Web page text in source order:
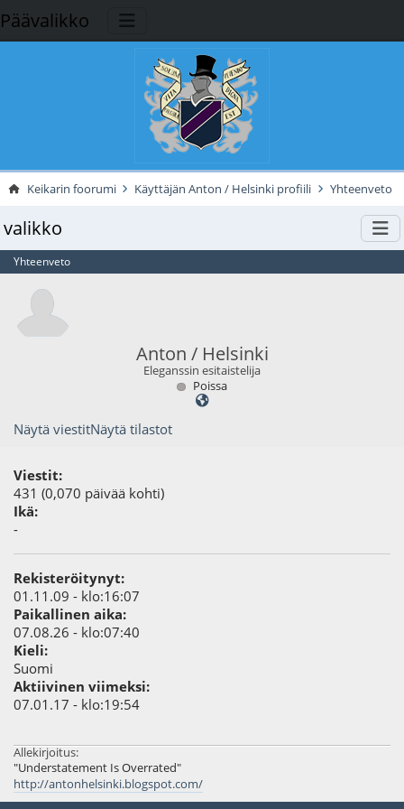
Päävalikko
Keikarin foorumi Käyttäjän Anton / Helsinki profiili Yhteenveto
valikko
Yhteenveto
Anton / Helsinki
Eleganssin esitaistelija
Poissa
Näytä viestitNäytä tilastot
Viestit:
431 (0,070 päivää kohti)
Ikä:
-
Rekisteröitynyt:
01.11.09 - klo:16:07
Paikallinen aika:
07.08.26 - klo:07:40
Kieli:
Suomi
Aktiivinen viimeksi:
07.01.17 - klo:19:54
Allekirjoitus:
"Understatement Is Overrated"
http://antonhelsinki.blogspot.com/